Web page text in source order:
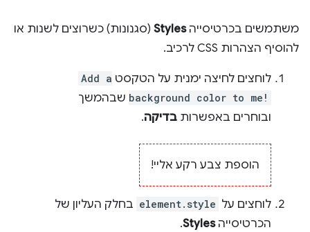
משתמשים בכרטיסייהStyles (סגנונות) כשרוצים לשנות או
להוסיף הצהרות CSS לרכיב.
לוחצים לחיצה ימנית על הטקסט Add a
background color to me! שבהמשך
ובוחרים באפשרות בדיקה.
הוספת צבע רקע אליי!
לוחצים על element.style בחלק העליון של
הכרטיסייהStyles
.